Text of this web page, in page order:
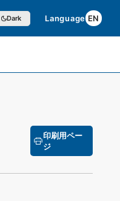
Dark Language EN
印刷用ペー
ジ